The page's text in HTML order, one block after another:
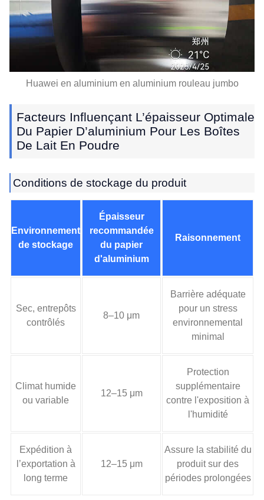
Huawei en aluminium en aluminium rouleau jumbo
Facteurs Influençant L’épaisseur Optimale
Du Papier D’aluminium Pour Les Boîtes
De Lait En Poudre
Conditions de stockage du produit
Environnement
de stockage
Épaisseur
recommandée
du papier
d'aluminium
Raisonnement
Sec, entrepôts
contrôlés
8–10 μm
Barrière adéquate
pour un stress
environnemental
minimal
Climat humide
ou variable
12–15 μm
Protection
supplémentaire
contre l'exposition à
l'humidité
Expédition à
l’exportation à
long terme
12–15 μm
Assure la stabilité du
produit sur des
périodes prolongées